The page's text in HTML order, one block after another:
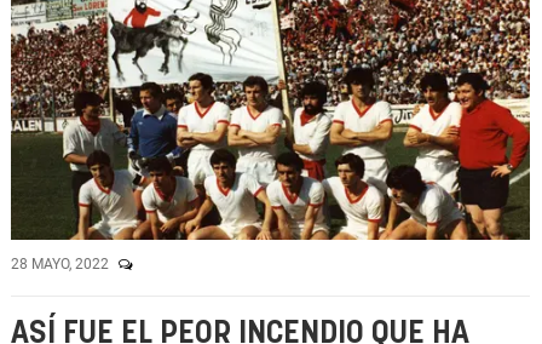
28 MAYO, 2022
ASÍ FUE EL PEOR INCENDIO QUE HA